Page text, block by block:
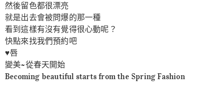
然後留色都很漂亮
就是出去會被問爆的那一種
看到這樣有沒有覺得很心動呢？
快點來找我們預約吧
♥️唇
變美~從春天開始
Becoming beautiful starts from the Spring Fashion